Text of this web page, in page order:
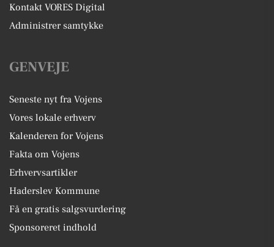
Kontakt VORES Digital
Administrer samtykke
GENVEJE
Seneste nyt fra Vojens
Vores lokale erhverv
Kalenderen for Vojens
Fakta om Vojens
Erhvervsartikler
Haderslev Kommune
Få en gratis salgsvurdering
Sponsoreret indhold